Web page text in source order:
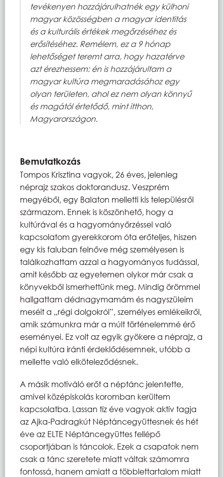
tevékenyen hozzájárulhatnék egy külhoni
magyar közösségben a magyar identitás
és a kulturális értékek megőrzéséhez és
erősítéséhez. Remélem, ez a 9 hónap
lehetőséget teremt arra, hogy hazatérve
azt érezhessem: én is hozzájárultam a
magyar kultúra megmaradásához egy
olyan területen, ahol ez nem olyan könnyű
és magától értetődő, mint itthon,
Magyarországon.
Bemutatkozás
Tompos Krisztina vagyok, 26 éves, jelenleg
néprajz szakos doktorandusz. Veszprém
megyéből, egy Balaton melletti kis településről
származom. Ennek is köszönhető, hogy a
kultúrával és a hagyományőrzéssel való
kapcsolatom gyerekkorom óta erőteljes, hiszen
egy kis faluban felnőve még személyesen is
találkozhattam azzal a hagyományos tudással,
amit később az egyetemen olykor már csak a
könyvekből ismerhettünk meg. Mindig örömmel
hallgattam dédnagymamám és nagyszüleim
meséit a „régi dolgokról”, személyes emlékeikről,
amik számunkra már a múlt történelemmé érő
eseményei. Ez volt az egyik gyökere a néprajz, a
népi kultúra iránti érdeklődésemnek, utóbb a
mellette való elköteleződésnek.
A másik motiváló erőt a néptánc jelentette,
amivel középiskolás koromban kerültem
kapcsolatba. Lassan tíz éve vagyok aktív tagja
az Ajka-Padragkút Néptáncegyüttesnek és hét
éve az ELTE Néptáncegyüttes fellépő
csoportjában is táncolok. Ezek a csapatok nem
csak a tánc szeretete miatt váltak számomra
fontossá, hanem amiatt a többlettartalom miatt